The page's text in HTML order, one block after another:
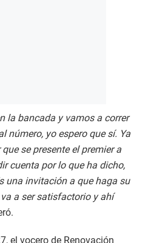
la bancada y vamos a correr
número, yo espero que sí. Ya
se presente el premier a
cuenta por lo que ha dicho,
una invitación a que haga su
a ser satisfactorio y ahí
el vocero de Renovación